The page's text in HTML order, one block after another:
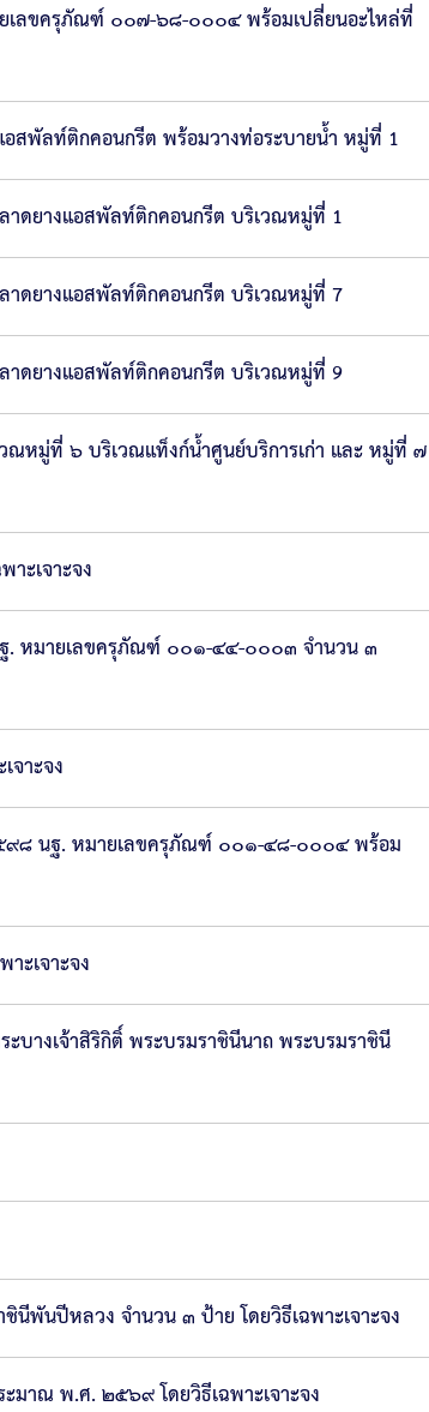
ยเลขครุภัณฑ์ ๐๐๗-๖๘-๐๐๐๔ พร้อมเปลี่ยนอะไหล่ที่
อสพัลท์ติกคอนกรีต พร้อมวางท่อระบายน้ำ หมู่ที่ 1
ลาดยางแอสพัลท์ติกคอนกรีต บริเวณหมู่ที่ 1
ลาดยางแอสพัลท์ติกคอนกรีต บริเวณหมู่ที่ 7
ลาดยางแอสพัลท์ติกคอนกรีต บริเวณหมู่ที่ 9
วณหมู่ที่ ๖ บริเวณแท็งก์น้ำศูนย์บริการเก่า และ หมู่ที่ ๗
ะเจาะจง
ฐ. หมายเลขครุภัณฑ์ ๐๐๑-๔๔-๐๐๐๓ จำนวน ๓
จาะจง
๕๙๘ นฐ. หมายเลขครุภัณฑ์ ๐๐๑-๔๘-๐๐๐๔ พร้อม
ะเจาะจง
บางเจ้าสิริกิติ์ พระบรมราชินีนาถ พระบรมราชินี
นีพันปีหลวง จำนวน ๓ ป้าย โดยวิธีเฉพาะเจาะจง
มาณ พ.ศ. ๒๕๖๙ โดยวิธีเฉพาะเจาะจง